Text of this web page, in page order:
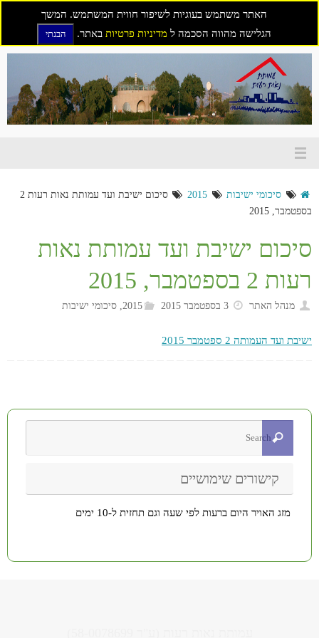
האתר משתמש בעוגיות לשיפור חווית המשתמש. המשך
הגלישה מהווה הסכמה ל מדיניות פרטיות באתר. הבנתי
לתוכן
סיכומי ישיבות 2015
סיכום ישיבת ועד עמותת נאות רעות 2
בספטמבר, 2015
סיכום ישיבת ועד עמותת נאות
רעות 2 בספטמבר, 2015
מנהל האתר 3 בספטמבר 2015 2015
, סיכומי ישיבות
ישיבת ועד העמותה 2 ספטמבר 2015
קישורים שימושיים
מזג האויר היום ברעות לפי שעה וגם תחזית ל-10 ימים